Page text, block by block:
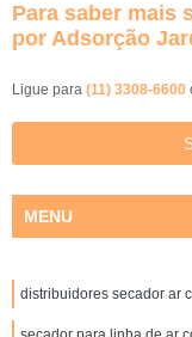
Para saber mais
por Adsorção
Ligue para (11) 3308-6600
MENU
distribuidores secador ar